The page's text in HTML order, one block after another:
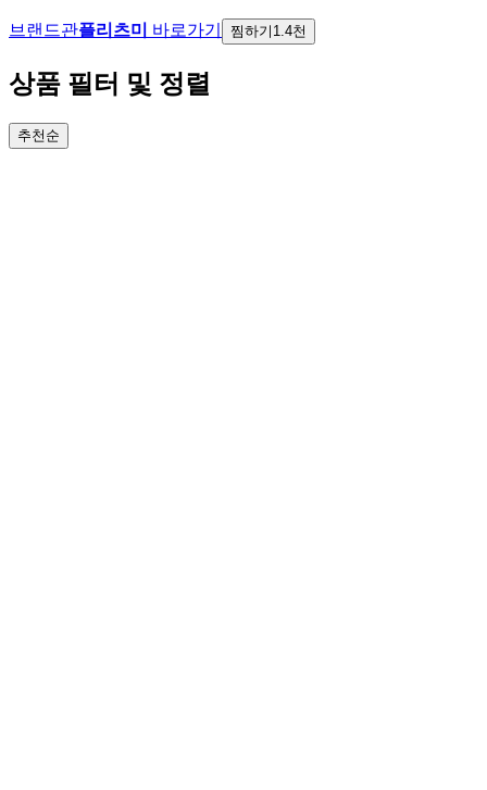
브랜드관플리츠미 바로가기 찜하기 1.4천
상품 필터 및 정렬
추천순